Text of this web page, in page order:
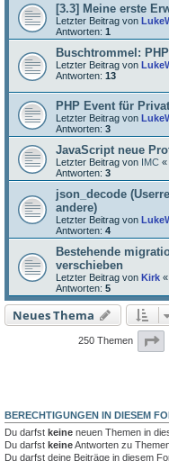
[3.3] Meine erste
Letzter Beitrag von
Antworten: 1
Buschtrommel:
Letzter Beitrag von
Antworten: 13
PHP Event für
Letzter Beitrag von
Antworten: 3
JavaScript neue
Letzter Beitrag von IMC «
Antworten: 3
json_decode
andere)
Letzter Beitrag von
Antworten: 4
Bestehende
verschieben
Letzter Beitrag von Kirk «
Antworten: 5
Neues Thema
250 Themen
BERECHTIGUNGEN IN DIESEM
Du darfst keine neuen Themen in
Du darfst keineAntworten zu
Du darfst deine Beiträge in diesem